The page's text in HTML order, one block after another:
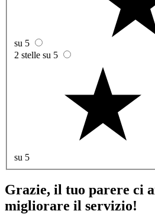
su 5
2 stelle su 5
su 5
Grazie, il tuo parere ci
migliorare il servizio!